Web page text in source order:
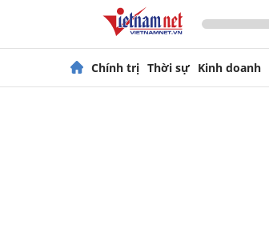
Chính trị Thời sự Kinh doanh